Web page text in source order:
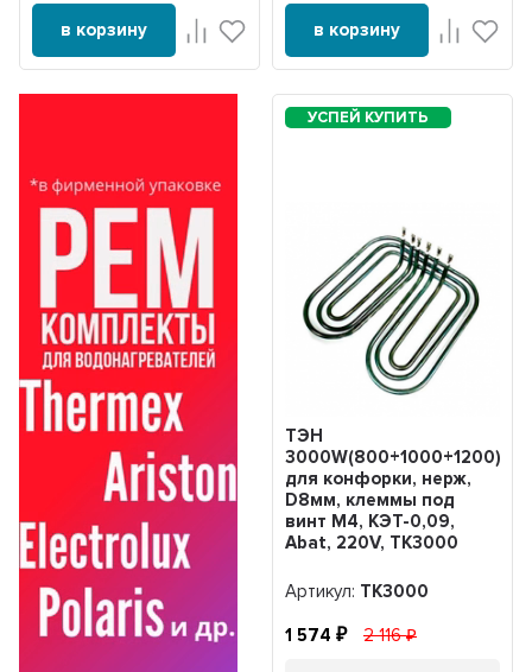
в корзину в корзину
ТЭН
3000W(800+1000+1200)
для конфорки, нерж,
D8мм, клеммы под
винт М4, КЭТ-0,09,
Abat, 220V, ТК3000
Артикул: ТК3000
1 574 2 116